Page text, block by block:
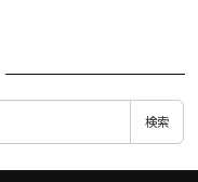
検索